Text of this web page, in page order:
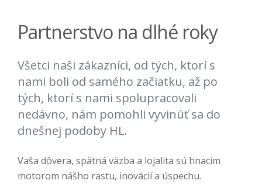
Partnerstvo na dlhé roky
Všetci naši zákazníci, od tých, ktorí s
nami boli od samého začiatku, až po
tých, ktorí s nami spolupracovali
nedávno, nám pomohli vyvinúť sa do
dnešnej podoby HL.
Vaša dôvera, spätná väzba a lojalita sú hnacím
motorom nášho rastu, inovácií a úspechu.